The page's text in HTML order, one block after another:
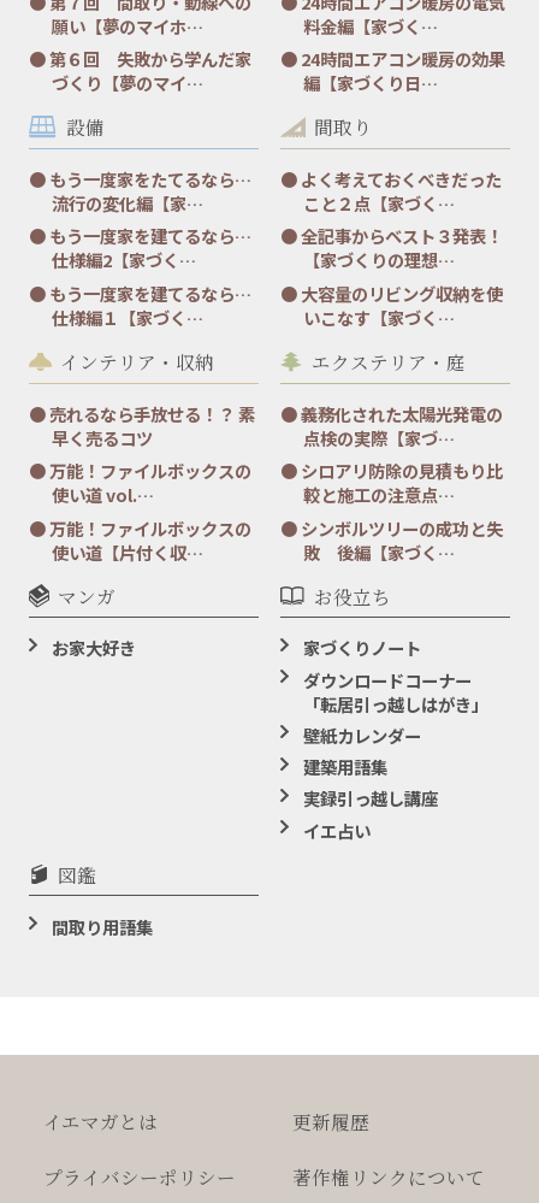
願い【夢のマイホ…
第６回 失敗から学んだ家
づくり【夢のマイ…
料金編【家づく…
24時間エアコン暖房の効果
編【家づくり日…
設備
もう一度家をたてるなら…
流行の変化編【家…
もう一度家を建てるなら…
仕様編2【家づく…
もう一度家を建てるなら…
仕様編１【家づく…
間取り
よく考えておくべきだった
こと２点【家づく…
全記事からベスト３発表！
【家づくりの理想…
大容量のリビング収納を使
いこなす【家づく…
インテリア・収納
売れるなら手放せる！？ 素
早く売るコツ
万能！ファイルボックスの
使い道 vol.…
万能！ファイルボックスの
使い道【片付く収…
エクステリア・庭
義務化された太陽光発電の
点検の実際【家づ…
シロアリ防除の見積もり比
較と施工の注意点…
シンボルツリーの成功と失
敗 後編【家づく…
マンガ
お家大好き
お役立ち
家づくりノート
ダウンロードコーナー
「転居引っ越しはがき」
壁紙カレンダー
建築用語集
実録引っ越し講座
イエ占い
図鑑
間取り用語集
イエマガとは 更新履歴
プライバシーポリシー 著作権 リンクについて